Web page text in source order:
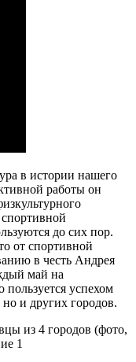
в истории нашего
работы он
до сих пор.
от спортивной
в честь Андрея
май на
успехом
и других городов.